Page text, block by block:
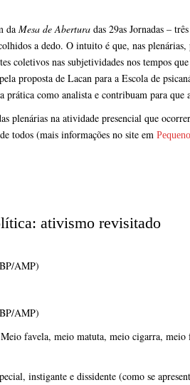
da Mesa de Abertura das 29as Jornadas –
a dedo. O intuito é que, nas plenárias,
coletivos nas subjetividades nos tempos
proposta de Lacan para a Escola de
prática como analista e contribuam para que
plenárias na atividade presencial que
todos (mais informações no site em
ativismo revisitado
AMP)
AMP)
favela, meio matuta, meio cigarra,
instigante e dissidente (como se